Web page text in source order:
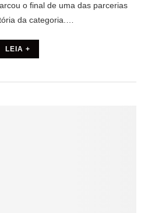
o final de uma das parcerias
da categoria.…
LEIA +